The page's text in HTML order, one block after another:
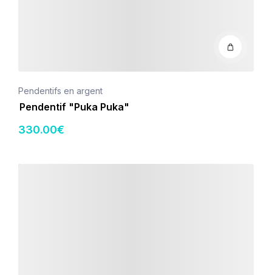
Pendentifs en argent
Pendentif "Puka Puka"
330.00€